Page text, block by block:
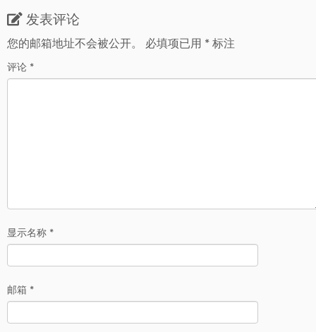
发表评论
您的邮箱地址不会被公开。
必填项已用 *标注
评论 *
显示名称 *
邮箱 *